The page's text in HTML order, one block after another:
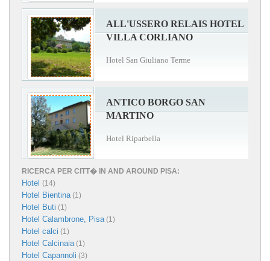
ALL'USSERO RELAIS HOTEL
VILLA CORLIANO
Hotel San Giuliano Terme
ANTICO BORGO SAN
MARTINO
Hotel Riparbella
RICERCA PER CITT� IN AND AROUND PISA:
Hotel (14)
Hotel Bientina(1)
Hotel Buti (1)
Hotel Calambrone, Pisa(1)
Hotel calci (1)
Hotel Calcinaia(1)
Hotel Capannoli (3)